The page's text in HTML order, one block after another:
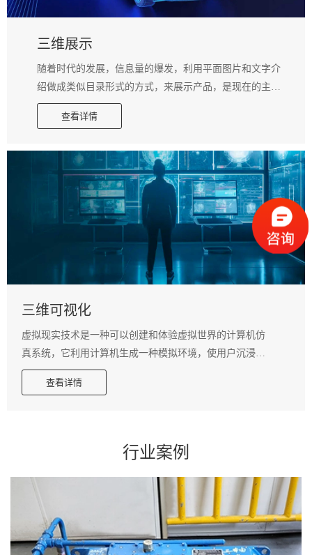
三维展示
随着时代的发展，信息量的爆发，利用平面图片和文字介
绍做成类似目录形式的方式，来展示产品，是现在的主流
展示方式。 采用三维产品展示的方法，我们一来可以让对
产品的外观和特点有个直观全面的了解，二来可以让客户
以企及的。 利用计算机三维技术，制作出三维模型，以及
仿真的材质效果，可以很流畅的表达出产品的运动流程或
者使用方法。在介绍产品或者分析产品时，可以提供做好
的三维产品展示视频给客户观看，不仅可以省去口述带来
的弊端，也大大提高了企业的市场效率。更可以为企业起
到宣传产品的作用，和提高用户认知的效果。
查看详情
三维可视化
虚拟现实技术是一种可以创建和体验虚拟世界的计算机仿
真系统，它利用计算机生成一种模拟环境，使用户沉浸到
该环境中。虚拟现实技术就是利用现实生活中的数据，通
过计算机技术产生的电子信号，将其与各种输出设备结合
质，通过三维模型表现出来。用户可以在虚拟现实世界体
验到最真实的感受，其模拟环境的真实性与现实世界难辨
真假，让人有种身临其境的感觉。可以直观的体验，增加
查看详情
行业案例